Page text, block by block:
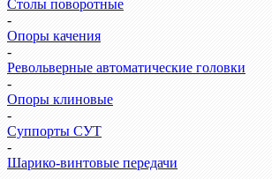
Столы поворотные
-
Опоры качения
-
Револьверные автоматические головки
-
Опоры клиновые
-
Суппорты СУТ
-
Шарико-винтовые передачи